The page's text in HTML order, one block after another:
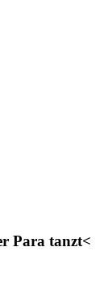
Para tanzt<